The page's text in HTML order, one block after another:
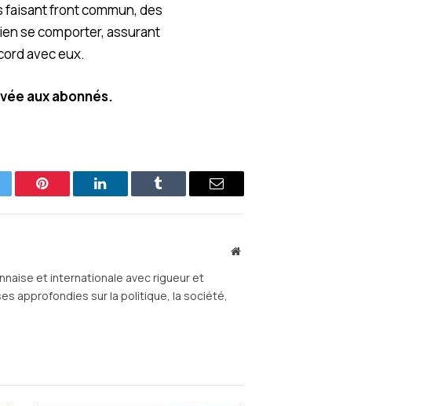
front commun, des
se comporter, assurant
avec eux.
aux abonnés.
Pinterest LinkedIn Tumblr
E-
Site
et internationale avec rigueur et
approfondies sur la politique, la société,